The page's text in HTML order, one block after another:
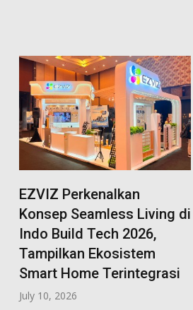
EZVIZ Perkenalkan
Konsep Seamless Living di
Indo Build Tech 2026,
Tampilkan Ekosistem
Smart Home Terintegrasi
July 10, 2026